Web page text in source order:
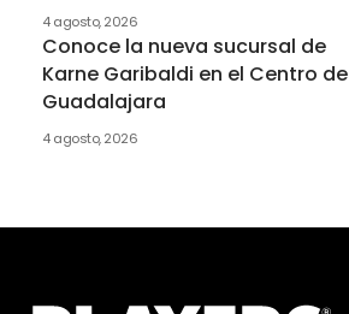
4 agosto, 2026
Conoce la nueva sucursal de
Karne Garibaldi en el Centro de
Guadalajara
4 agosto, 2026